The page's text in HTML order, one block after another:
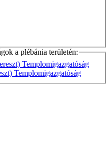
a plébánia területén:
Templomigazgatóság